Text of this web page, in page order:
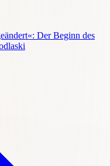
Der Beginn des